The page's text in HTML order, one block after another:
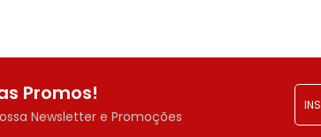
Promos!
Newsletter e Promoções